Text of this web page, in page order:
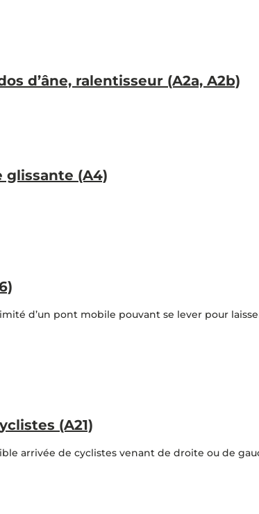
d’âne, ralentisseur (A2a, A2b)
glissante (A4)
d’un pont mobile pouvant se lever pour
(A21)
arrivée de cyclistes venant de droite ou de